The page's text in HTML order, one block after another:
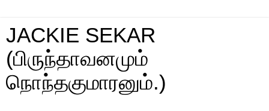
JACKIE SEKAR
(பிருந்தாவனமும்
நொந்தகுமாரனும்.)